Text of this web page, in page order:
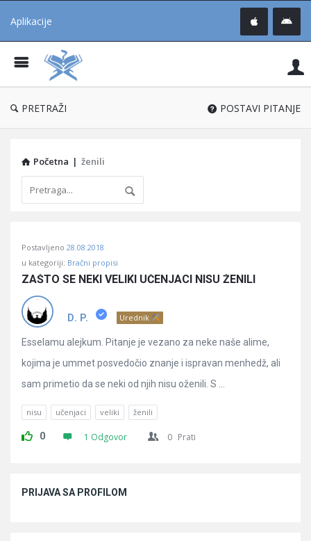
Aplikacije
®
PRETRAŽI POSTAVI PITANJE
Početna | ženili
Učene
Latest
Pitanja
Postavljeno 28.08.2018
u kategoriji: Bračni propisi
ZAŠTO SE NEKI VELIKI UČENJACI NISU ŽENILI
D. P. Urednik
Esselamu alejkum. Pitanje je vezano za neke naše alime,
kojima je ummet posvedočio znanje i ispravan menhedž, ali
sam primetio da se neki od njih nisu oženili. S ...
nisu učenjaci veliki ženili
0 1 Odgovor 0 Prati
PRIJAVA SA PROFILOM